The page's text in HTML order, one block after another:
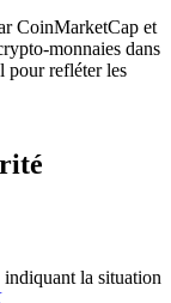
de copy
CoinMarketCap et
monnaies dans
pour refléter les
la situation